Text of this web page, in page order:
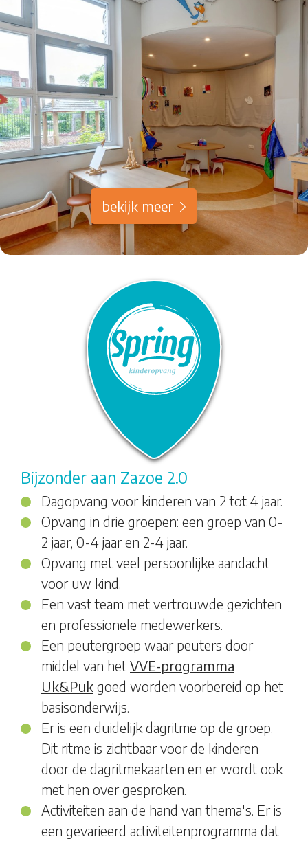
bekijk meer
Bijzonder aan Zazoe 2.0
Dagopvang voor kinderen van 2 tot 4 jaar.
Opvang in drie groepen: een groep van 0-
2 jaar, 0-4 jaar en 2-4 jaar.
Opvang met veel persoonlijke aandacht
voor uw kind.
Een vast team met vertrouwde gezichten
en professionele medewerkers.
Een peutergroep waar peuters door
middel van het VVE-programma
Uk&Puk goed worden voorbereid op het
basisonderwijs.
Er is een duidelijk dagritme op de groep.
Dit ritme is zichtbaar voor de kinderen
door de dagritmekaarten en er wordt ook
met hen over gesproken.
Activiteiten aan de hand van thema's. Er is
een gevarieerd activiteitenprogramma dat